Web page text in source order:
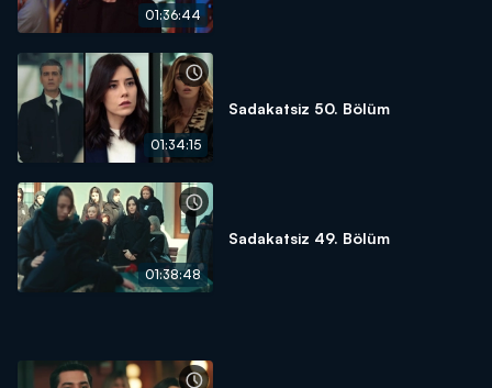
01:36:44
01:34:15
Sadakatsiz 50. Bölüm
01:38:48
Sadakatsiz 49. Bölüm